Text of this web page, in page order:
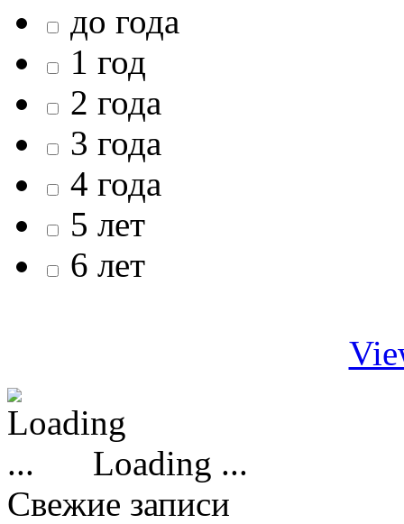
до года
1 год
2 года
3 года
4 года
5 лет
6 лет
Loading ...
Свежие записи